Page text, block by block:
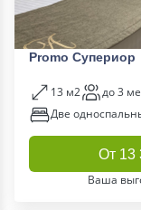
Promo Супериор
13 м2
до 3
Две
От 13
Ваша